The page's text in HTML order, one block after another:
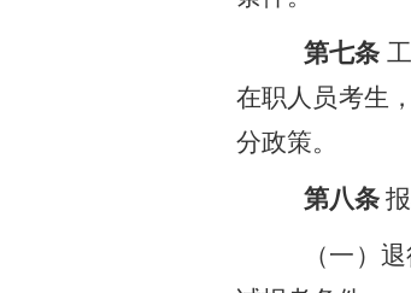
第七条
在职人员考生
分政策。
第八条
（一）